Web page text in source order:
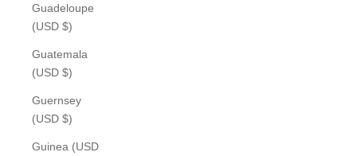
Guadeloupe
(USD $)
Guatemala
(USD $)
Guernsey
(USD $)
Guinea (USD